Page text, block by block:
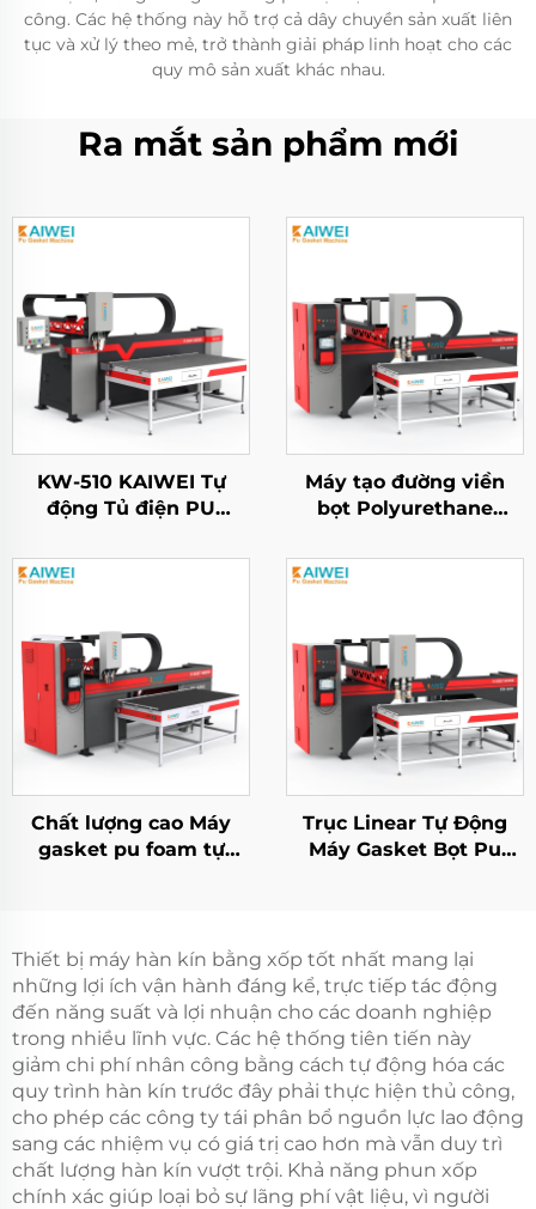
công. Các hệ thống này hỗ trợ cả dây chuyền sản xuất liên
tục và xử lý theo mẻ, trở thành giải pháp linh hoạt cho các
quy mô sản xuất khác nhau.
Ra mắt sản phẩm mới
KW-510 KAIWEI Tự
động Tủ điện PU
Gasket Máy niêm
Máy tạo đường viền
bọt Polyurethane
trộn
Chất lượng cao Máy
gasket pu foam tự
Trục Linear Tự Động
Máy Gasket Bọt Pu
Thiết bị máy hàn kín bằng xốp tốt nhất mang lại
những lợi ích vận hành đáng kể, trực tiếp tác động
đến năng suất và lợi nhuận cho các doanh nghiệp
trong nhiều lĩnh vực. Các hệ thống tiên tiến này
giảm chi phí nhân công bằng cách tự động hóa các
quy trình hàn kín trước đây phải thực hiện thủ công,
cho phép các công ty tái phân bổ nguồn lực lao động
sang các nhiệm vụ có giá trị cao hơn mà vẫn duy trì
chất lượng hàn kín vượt trội. Khả năng phun xốp
chính xác giúp loại bỏ sự lãng phí vật liệu, vì người